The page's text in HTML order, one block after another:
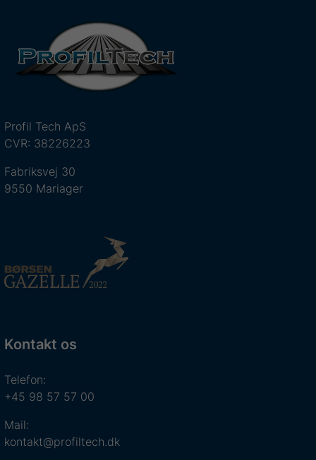
Profil Tech ApS
CVR: 38226223
Fabriksvej 30
9550 Mariager
Kontakt os
Telefon:
+45 98 57 57 00
Mail:
kontakt@profiltech.dk